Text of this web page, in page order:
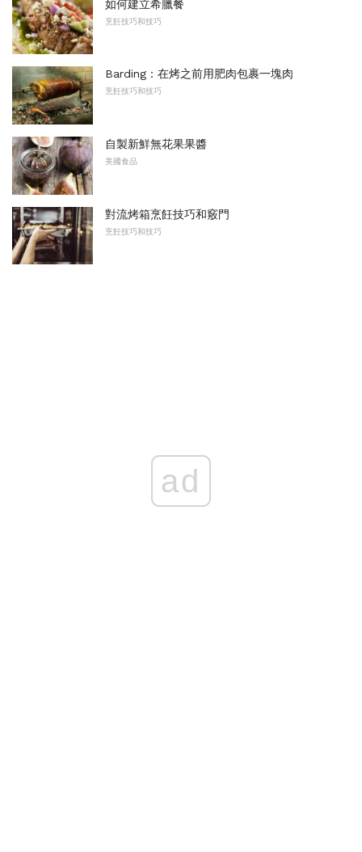
如何建立希臘餐
烹飪技巧和技巧
Barding：在烤之前用肥肉包裹一塊肉
烹飪技巧和技巧
自製新鮮無花果果醬
美國食品
對流烤箱烹飪技巧和竅門
烹飪技巧和技巧
ad